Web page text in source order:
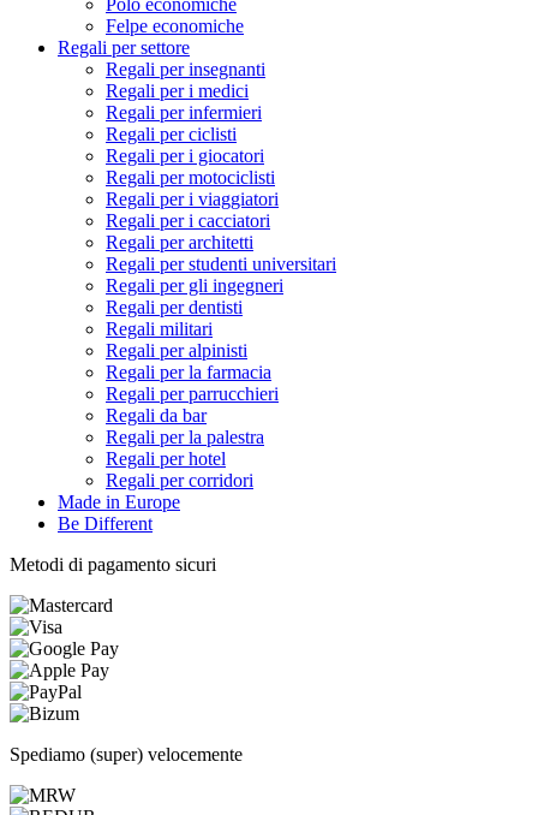
Felpe economiche
Regali per settore
Regali per insegnanti
Regali per i medici
Regali per infermieri
Regali per ciclisti
Regali per i giocatori
Regali per motociclisti
Regali per i viaggiatori
Regali per i cacciatori
Regali per architetti
Regali per studenti universitari
Regali per gli ingegneri
Regali per dentisti
Regali militari
Regali per alpinisti
Regali per la farmacia
Regali per parrucchieri
Regali da bar
Regali per la palestra
Regali per hotel
Regali per corridori
Made in Europe
Be Different
Metodi di pagamento sicuri
Spediamo (super) velocemente